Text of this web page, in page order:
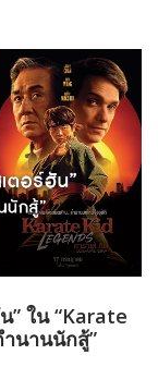
” ใน “Karate
นานนักสู้”